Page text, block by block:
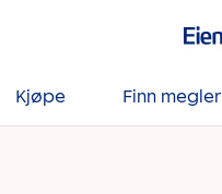
Kjøpe Finn megler